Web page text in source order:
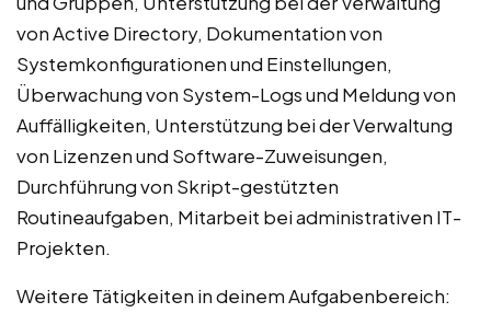
von Active Directory, Dokumentation von
Systemkonfigurationen und Einstellungen,
Überwachung von System-Logs und Meldung von
Auffälligkeiten, Unterstützung bei der Verwaltung
von Lizenzen und Software-Zuweisungen,
Durchführung von Skript-gestützten
Routineaufgaben, Mitarbeit bei administrativen IT-
Projekten.
Weitere Tätigkeiten in deinem Aufgabenbereich: